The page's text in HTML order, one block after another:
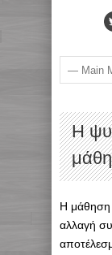
H
Η μάθηση
αλλαγή